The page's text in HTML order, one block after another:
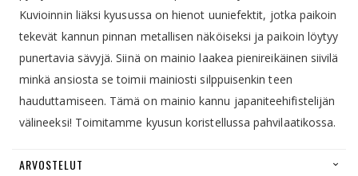
Kuvioinnin liäksi kyusussa on hienot uuniefektit, jotka paikoin
tekevät kannun pinnan metallisen näköiseksi ja paikoin löytyy
punertavia sävyjä. Siinä on mainio laakea pienireikäinen siivilä
minkä ansiosta se toimii mainiosti silppuisenkin teen
hauduttamiseen. Tämä on mainio kannu japaniteehifistelijän
välineeksi! Toimitamme kyusun koristellussa pahvilaatikossa.
ARVOSTELUT